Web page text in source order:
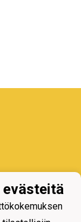
evästeitä